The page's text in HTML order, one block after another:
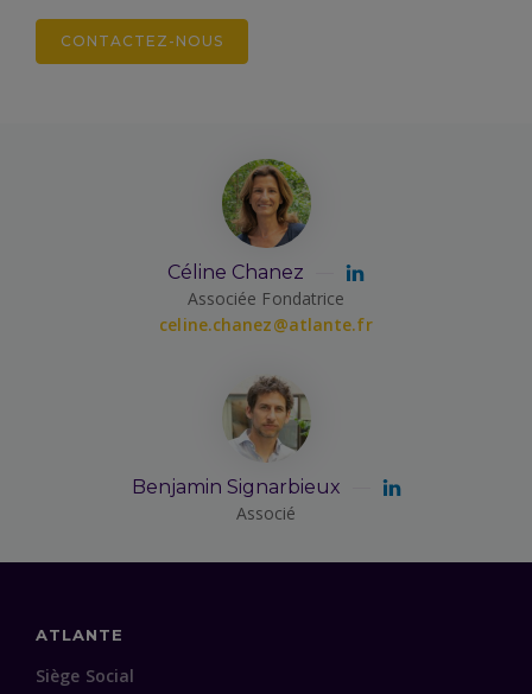
CONTACTEZ-NOUS
Céline Chanez
Associée Fondatrice
celine.chanez@atlante.fr
Benjamin Signarbieux
Associé
ATLANTE
Siège Social